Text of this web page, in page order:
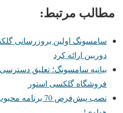
مطالب مرتبط:
دوربین ارائه کرد
بیانیه سامسونگ؛ تعلیق
فروشگاه گلکسی استور
نصب پیش‌فرض 70